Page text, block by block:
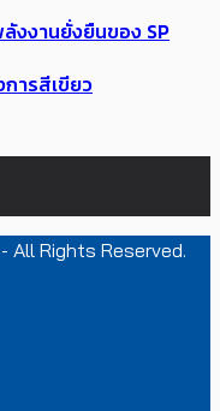
งงานยั่งยืนของ SP
ารสีเขียว
All Rights Reserved.